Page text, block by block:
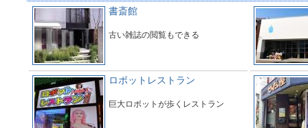
書斎館
古い雑誌の閲覧もできる
ロボットレストラン
巨大ロボットが歩くレストラン